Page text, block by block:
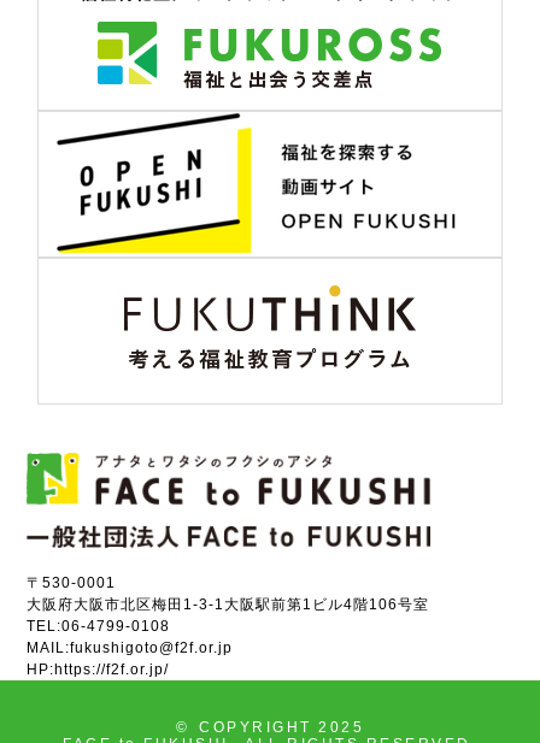
〒530-0001
大阪府大阪市北区梅田1-3-1大阪駅前第1ビル4階106号室
TEL:06-4799-0108
MAIL:fukushigoto@f2f.or.jp
HP:https://f2f.or.jp/
©
COPYRIGHT 2025